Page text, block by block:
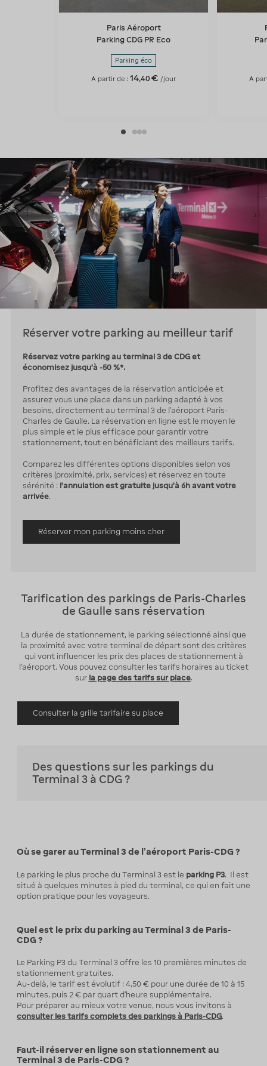
Paris Aéroport
Parking CDG PR Eco
Parking éco
A partir de : 14,40 € /jour A
Réserver votre parking au meilleur tarif
Réservez votre parking au terminal 3 de CDG et
économisez jusqu’à -50 %*.
Profitez des avantages de la réservation anticipée et
assurez vous une place dans un parking adapté à vos
besoins, directement au terminal 3 de l’aéroport Paris-
Charles de Gaulle. La réservation en ligne est le moyen le
plus simple et le plus efficace pour garantir votre
stationnement, tout en bénéficiant des meilleurs tarifs.
Comparez les différentes options disponibles selon vos
critères (proximité, prix, services) et réservez en toute
sérénité : l’annulation est gratuite jusqu’à 6h avant votre
arrivée.
Réserver mon parking moins cher
Tarification des parkings de Paris-Charles
de Gaulle sans réservation
La durée de stationnement, le parking sélectionné ainsi que
la proximité avec votre terminal de départ sont des critères
qui vont influencer les prix des places de stationnement à
l'aéroport. Vous pouvez consulter les tarifs horaires au ticket
sur la page des tarifs sur place.
Consulter la grille tarifaire su place
Des questions sur les parkings du
Terminal 3 à CDG ?
Où se garer au Terminal 3 de l’aéroport Paris-CDG ?
Le parking le plus proche du Terminal 3 est le parking P3. Il est
situé à quelques minutes à pied du terminal, ce qui en fait une
option pratique pour les voyageurs.
Quel est le prix du parking au Terminal 3 de Paris-
CDG ?
Le Parking P3 du Terminal 3 offre les 10 premières minutes de
stationnement gratuites.
Au-delà, le tarif est évolutif : 4,50 € pour une durée de 10 à 15
minutes, puis 2 € par quart d’heure supplémentaire.
Pour préparer au mieux votre venue, nous vous invitons à
consulter les tarifs complets des parkings à Paris-CDG.
Faut-il réserver en ligne son stationnement au
Terminal 3 de Paris-CDG ?